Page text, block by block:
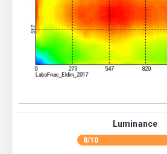
Luminance
8/10